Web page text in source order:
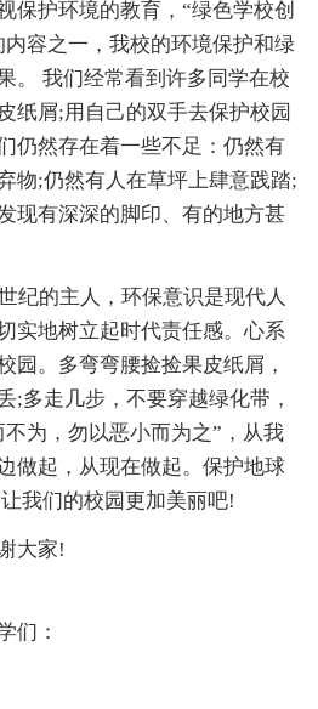
保护环境的教育，“绿色学校创
容之一，我校的环境保护和绿
。 我们经常看到许多同学在校
纸屑;用自己的双手去保护校园
仍然存在着一些不足：仍然有
物;仍然有人在草坪上肆意践踏;
现有深深的脚印、有的地方甚
纪的主人，环保意识是现代人
实地树立起时代责任感。心系
园。多弯弯腰捡捡果皮纸屑，
;多走几步，不要穿越绿化带，
为，勿以恶小而为之”，从我
做起，从现在做起。保护地球
我们的校园更加美丽吧!
大家!
们：